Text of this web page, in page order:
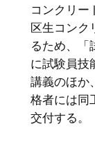
コンクリー
区生コンク
るため、「
に試験員技
講義のほか
格者には同
交付する。